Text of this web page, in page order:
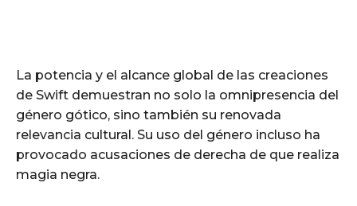
La potencia y el alcance global de las creaciones
de Swift demuestran no solo la omnipresencia del
género gótico, sino también su renovada
relevancia cultural. Su uso del género incluso ha
provocado acusaciones de derecha de que realiza
magia negra.